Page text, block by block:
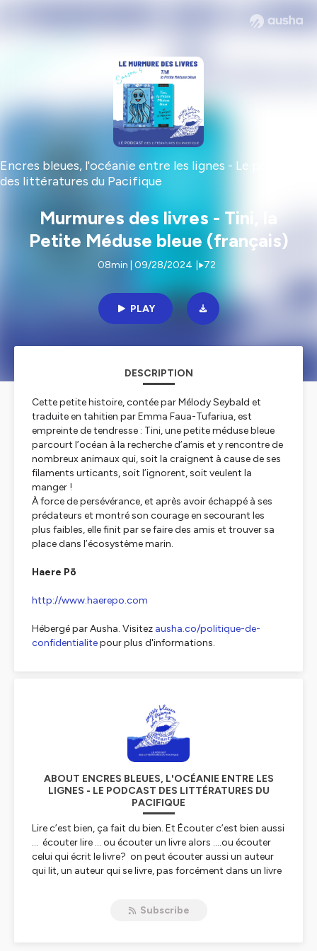
Encres bleues, l'océanie entre les lignes - Le podcast
des littératures du Pacifique
Murmures des livres - Tini, la
Petite Méduse bleue (français)
08min | 09/28/2024 72
PLAY
DESCRIPTION
Cette petite histoire, contée par Mélody Seybald et
traduite en tahitien par Emma Faua-Tufariua, est
empreinte de tendresse : Tini, une petite méduse bleue
parcourt l’océan à la recherche d’amis et y rencontre de
nombreux animaux qui, soit la craignent à cause de ses
filaments urticants, soit l’ignorent, soit veulent la
manger !
À force de persévérance, et après avoir échappé à ses
prédateurs et montré son courage en secourant les
plus faibles, elle finit par se faire des amis et trouver sa
place dans l’écosystème marin.
Haere Pō
http://www.haerepo.com
Hébergé par Ausha. Visitez ausha.co/politique-de-
confidentialitepour plus d'informations.
ABOUT ENCRES BLEUES, L'OCÉANIE ENTRE LES
LIGNES - LE PODCAST DES LITTÉRATURES DU
PACIFIQUE
Lire c’est bien, ça fait du bien. Et Écouter c’est bien aussi
… écouter lire … ou écouter un livre alors ….ou écouter
celui qui écrit le livre? on peut écouter aussi un auteur
qui lit, un auteur qui se livre, pas forcément dans un livre
Océanie, cet océan d’île…Subscribe